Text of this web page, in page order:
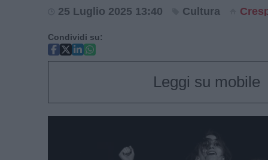
25 Luglio 2025 13:40 Cultura
Condividi su:
Leggi su mobile